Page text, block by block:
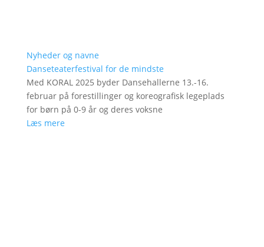
Nyheder og navne
Danseteaterfestival for de mindste
Med KORAL 2025 byder Dansehallerne 13.-16.
februar på forestillinger og koreografisk legeplads
for børn på 0-9 år og deres voksne
Læs mere